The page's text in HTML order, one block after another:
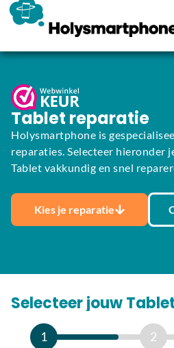
Tablet reparatie
Holysmartphone is
reparaties. Selecteer hieronder
Tablet vakkundig en snel
Kies je reparatie
Selecteer jouw
1 2